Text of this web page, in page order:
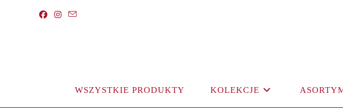
WSZYSTKIE PRODUKTY KOLEKCJE